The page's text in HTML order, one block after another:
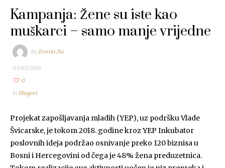
Kampanja: Žene su iste kao
muškarci – samo manje vrijedne
byZenski .Ba
03/07/2019
0
in Blogovi
Projekat zapošljavanja mladih (YEP), uz podršku Vlade
Švicarske, je tokom 2018. godine kroz YEP Inkubator
poslovnih ideja podržao osnivanje preko 120 biznisa u
Bosni i Hercegovini od čega je 48% žena preduzetnica.